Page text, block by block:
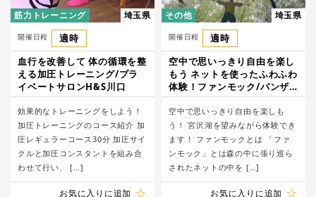
筋力トレーニング 埼玉県
開催日程
適時
血行を改善して 体の循環を整
える加圧トレーニング/プラ
イベートサロンH&S川口
効果的なトレーニングをしよう！
加圧トレーニングのコース紹介 加
圧レギュラーコース30分 加圧サイ
クルと加圧コンスタントを組み合
わせて行い、 […]
お気に入りに追加
その他 埼玉県
開催日程
適時
空中で思いっきり自由を楽し
もう ネットを使ったふわふわ
体験！ファンモック/パンザ
宮沢湖
空中で思いっきり自由を楽しも
う！ 宮沢湖を望みながら体験でき
ます！ ファンモックとは 「ファ
ンモック」とは森の中に張り巡ら
されたネットの中を […]
お気に入りに追加